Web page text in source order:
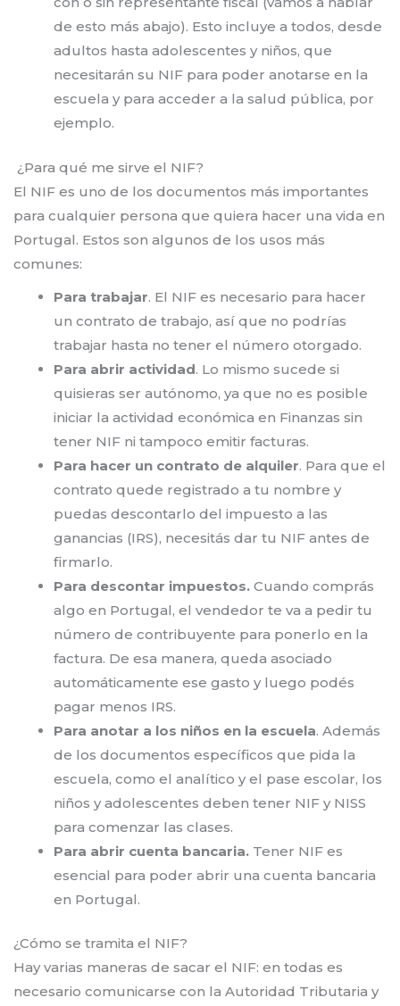
de esto más abajo). Esto incluye a todos, desde
adultos hasta adolescentes y niños, que
necesitarán su NIF para poder anotarse en la
escuela y para acceder a la salud pública, por
ejemplo.
¿Para qué me sirve el NIF?
El NIF es uno de los documentos más importantes
para cualquier persona que quiera hacer una vida en
Portugal. Estos son algunos de los usos más
comunes:
Para trabajar. El NIF es necesario para hacer
un contrato de trabajo, así que no podrías
trabajar hasta no tener el número otorgado.
Para abrir actividad. Lo mismo sucede si
quisieras ser autónomo, ya que no es posible
iniciar la actividad económica en Finanzas sin
tener NIF ni tampoco emitir facturas.
Para hacer un contrato de alquiler. Para que el
contrato quede registrado a tu nombre y
puedas descontarlo del impuesto a las
ganancias (IRS), necesitás dar tu NIF antes de
firmarlo.
Para descontar impuestos. Cuando comprás
algo en Portugal, el vendedor te va a pedir tu
número de contribuyente para ponerlo en la
factura. De esa manera, queda asociado
automáticamente ese gasto y luego podés
pagar menos IRS.
Para anotar a los niños en la escuela. Además
de los documentos específicos que pida la
escuela, como el analítico y el pase escolar, los
niños y adolescentes deben tener NIF y NISS
para comenzar las clases.
Para abrir cuenta bancaria. Tener NIF es
esencial para poder abrir una cuenta bancaria
en Portugal.
¿Cómo se tramita el NIF?
Hay varias maneras de sacar el NIF: en todas es
necesario comunicarse con la Autoridad Tributaria y